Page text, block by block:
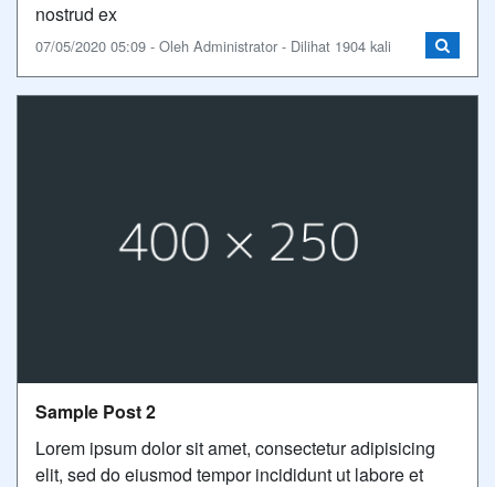
nostrud ex
07/05/2020 05:09 - Oleh Administrator - Dilihat 1904 kali
Sample Post 2
Lorem ipsum dolor sit amet, consectetur adipisicing
elit, sed do eiusmod tempor incididunt ut labore et